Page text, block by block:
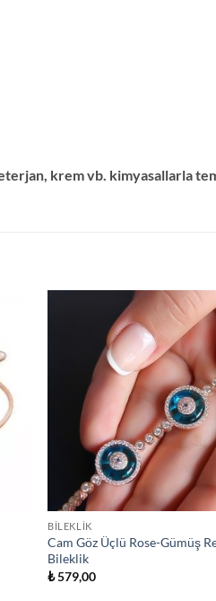
krem vb. kimyasallarla
BILEKLIK
Cam Göz Üçlü Rose-Gümüş
Bileklik
₺579,00